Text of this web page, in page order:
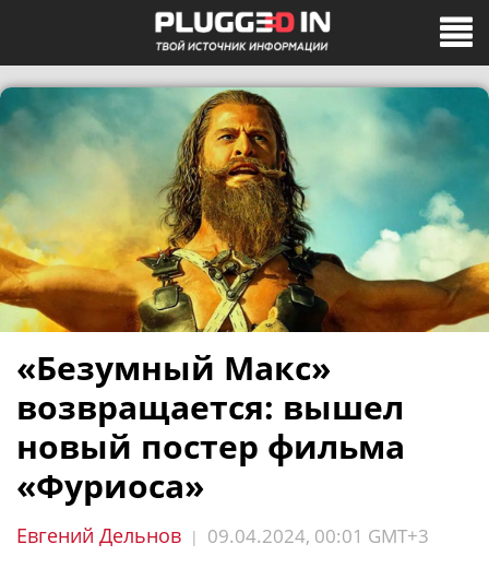
«Безумный Макс»
возвращается: вышел
новый постер фильма
«Фуриоса»
Евгений Дельнов | 09.04.2024, 00:01 GMT+3